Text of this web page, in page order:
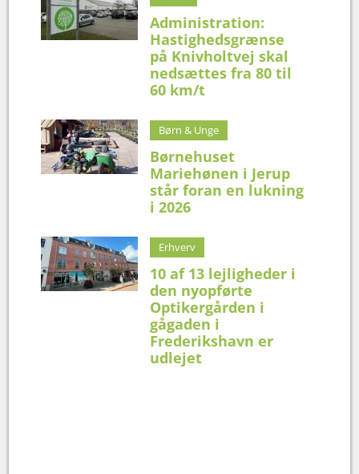
Administration:
Hastighedsgrænse
på Knivholtvej skal
nedsættes fra 80 til
60 km/t
Børn & Unge
Børnehuset
Mariehønen i Jerup
står foran en lukning
i 2026
Erhverv
10 af 13 lejligheder i
den nyopførte
Optikergården i
gågaden i
Frederikshavn er
udlejet